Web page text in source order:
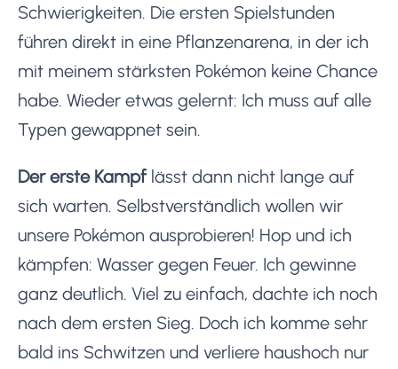
Schwierigkeiten. Die ersten Spielstunden
führen direkt in eine Pflanzenarena, in der ich
mit meinem stärksten Pokémon keine Chance
habe. Wieder etwas gelernt: Ich muss auf alle
Typen gewappnet sein.
Der erste Kampf lässt dann nicht lange auf
sich warten. Selbstverständlich wollen wir
unsere Pokémon ausprobieren! Hop und ich
kämpfen: Wasser gegen Feuer. Ich gewinne
ganz deutlich. Viel zu einfach, dachte ich noch
nach dem ersten Sieg. Doch ich komme sehr
bald ins Schwitzen und verliere haushoch nur